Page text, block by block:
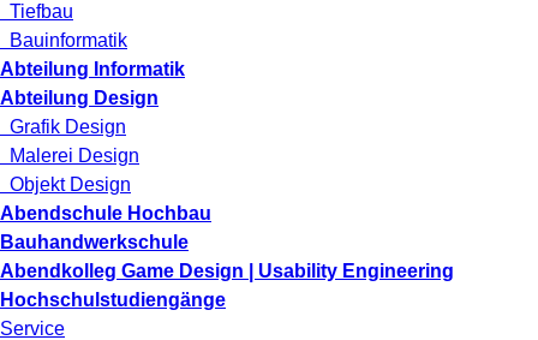
Tiefbau
Bauinformatik
Abteilung Informatik
Abteilung Design
Grafik Design
Malerei Design
Objekt Design
Abendschule Hochbau
Bauhandwerkschule
Abendkolleg Game Design | Usability Engineering
Hochschulstudiengänge
Service